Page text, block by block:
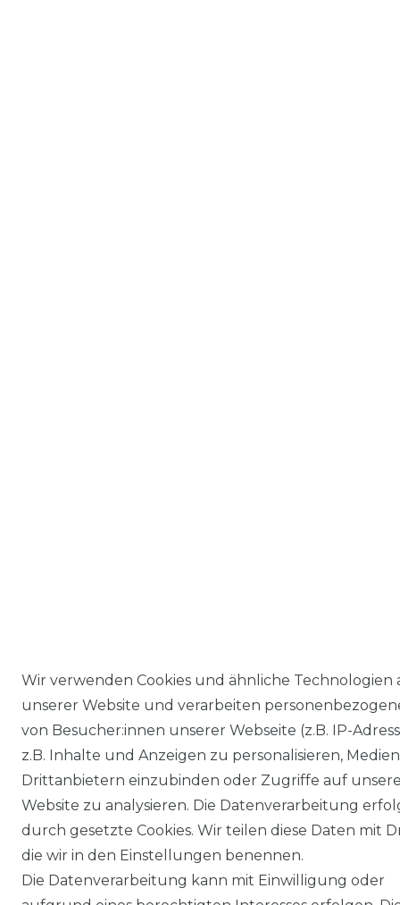
Wir verwenden Cookies und ähnliche Technologien
unserer Website und verarbeiten
von Besucher:innen unserer Webseite (z.B. IP-
z.B. Inhalte und Anzeigen zu personalisieren,
Drittanbietern einzubinden oder Zugriffe auf
Website zu analysieren. Die Datenverarbeitung
durch gesetzte Cookies. Wir teilen diese Daten mit
die wir in den Einstellungen benennen.
Die Datenverarbeitung kann mit Einwilligung oder